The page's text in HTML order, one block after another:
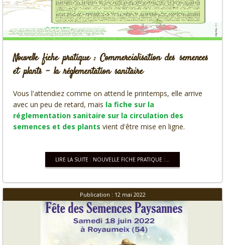
Nouvelle fiche pratique : Commercialisation des semences
et plants - la réglementation sanitaire
Vous l'attendiez comme on attend le printemps, elle arrive
avec un peu de retard, mais la fiche sur la
réglementation sanitaire sur la circulation des
semences et des plants vient d'être mise en ligne.
LIRE LA SUITE : NOUVELLE FICHE PRATIQUE :...
Publication : 12 mai 2022